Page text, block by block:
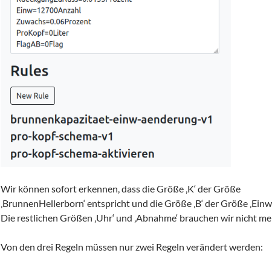
Wir können sofort erkennen, dass die Größe ‚K‘ der Größe
‚BrunnenHellerborn‘ entspricht und die Größe ‚B‘ der Größe
Die restlichen Größen ‚Uhr‘ und ‚Abnahme‘ brauchen wir nicht
Von den drei Regeln müssen nur zwei Regeln verändert werden: